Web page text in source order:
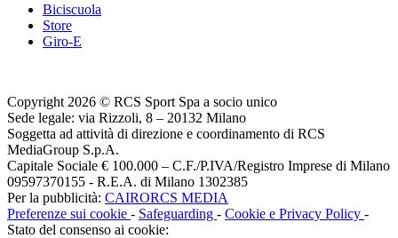
Biciscuola
Store
Giro-E
Copyright 2026 © RCS Sport Spa a socio unico
Sede legale: via Rizzoli, 8 – 20132 Milano
Soggetta ad attività di direzione e coordinamento di RCS
MediaGroup S.p.A.
Capitale Sociale € 100.000 – C.F./P.IVA/Registro Imprese di Milano
09597370155 - R.E.A. di Milano 1302385
Per la pubblicità: CAIRORCS MEDIA
Preferenze sui cookie - Safeguarding - Cookie e Privacy Policy -
Stato del consenso ai cookie: